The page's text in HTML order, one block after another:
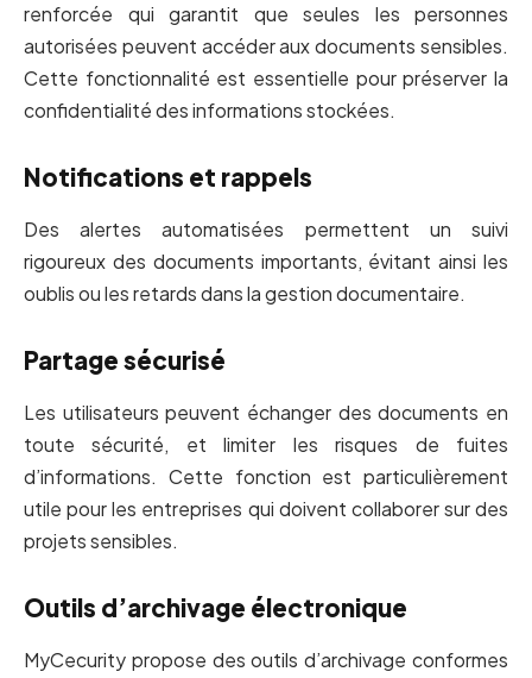
renforcée qui garantit que seules les personnes
autorisées peuvent accéder aux documents sensibles.
Cette fonctionnalité est essentielle pour préserver la
confidentialité des informations stockées.
Notifications et rappels
Des alertes automatisées permettent un suivi
rigoureux des documents importants, évitant ainsi les
oublis ou les retards dans la gestion documentaire.
Partage sécurisé
Les utilisateurs peuvent échanger des documents en
toute sécurité, et limiter les risques de fuites
d’informations. Cette fonction est particulièrement
utile pour les entreprises qui doivent collaborer sur des
projets sensibles.
Outils d’archivage électronique
MyCecurity propose des outils d’archivage conformes